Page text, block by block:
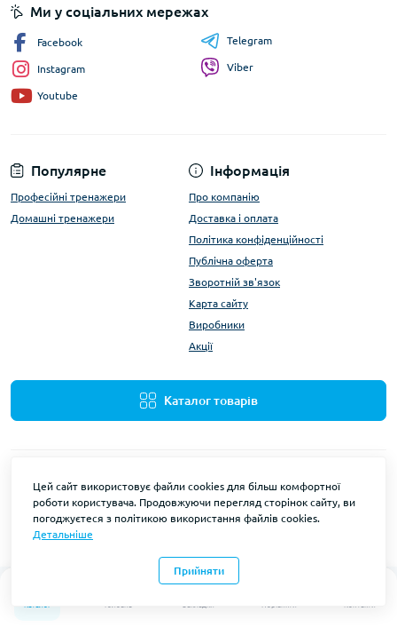
Каталог Головна Закладки
0
Порівняти Контакти
Популярне
Професійні тренажери
Домашні тренажери
Інформація
Про компанію
Доставка і оплата
Політика конфіденційності
Публічна оферта
Зворотній зв'язок
Карта сайту
Виробники
Акції
Каталог товарів
Ми у соціальних мережах
Facebook
Instagram
Youtube
Telegram
Viber
Цей сайт використовує файли cookies для більш комфортної
роботи користувача. Продовжуючи перегляд сторінок сайту, ви
погоджуєтеся з політикою використання файлів cookies.
Детальніше
Прийняти